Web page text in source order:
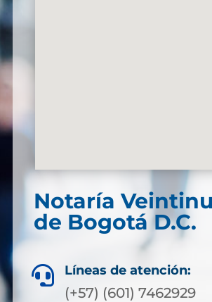
Notaría
de Bogotá D.C.
 Líneas de atención:
(+57) (601) 7462929